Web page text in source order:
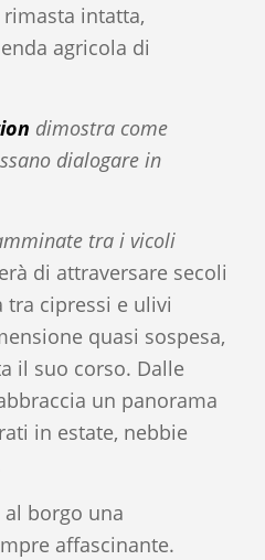
rimasta intatta,
agricola di
dimostra come
dialogare in
tra i vicoli
di attraversare secoli
tra cipressi e ulivi
quasi sospesa,
il suo corso. Dalle
un panorama
in estate, nebbie
borgo una
affascinante.